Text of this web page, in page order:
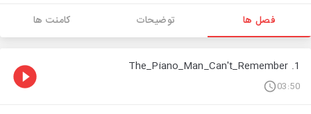
فصل ها توضیحات کامنت ها
1. The_Piano_Man_Can't_Remember
03:50